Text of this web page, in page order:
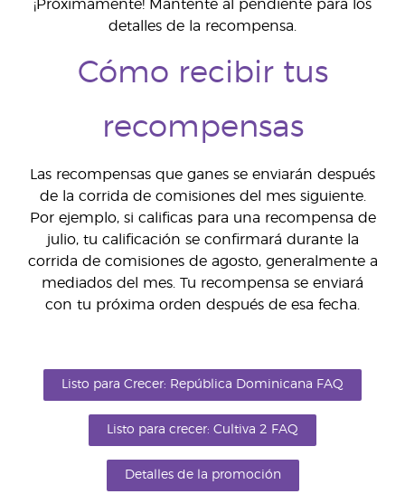
¡Próximamente! Mantente al pendiente para los
detalles de la recompensa.
Cómo recibir tus
recompensas
Las recompensas que ganes se enviarán después
de la corrida de comisiones del mes siguiente.
Por ejemplo, si calificas para una recompensa de
julio, tu calificación se confirmará durante la
corrida de comisiones de agosto, generalmente a
mediados del mes. Tu recompensa se enviará
con tu próxima orden después de esa fecha.
Listo para Crecer: República Dominicana FAQ
Listo para crecer: Cultiva 2 FAQ
Detalles de la promoción